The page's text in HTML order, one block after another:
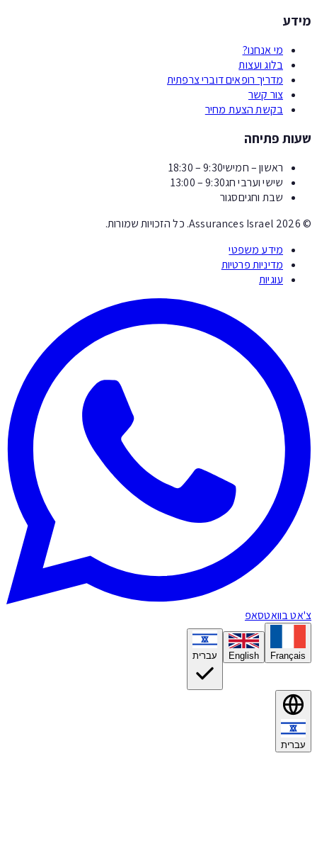
מי אנחנו?
בלוג ועצות
מדריך רופאים דוברי צרפתית
צור קשר
בקשת הצעת מחיר
פתיחה
ראשון – חמישי9:30 – 18:30
שישי וערבי חג9:30 – 13:00
שבת וחגיםסגור
2026
Assurances Israel.
כל הזכויות שמורות.
מידע משפטי
מדיניות פרטיות
עוגיות
בוואטסאפ
English עברית